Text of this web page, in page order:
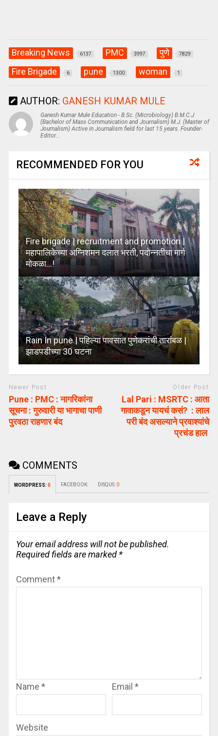
Breaking News 6137 PMC 3997 पुणे 7829
Fire Brigade 6 pune 1300 woman 1
AUTHOR: GANESH KUMAR MULE
Ganesh Kumar Mule Education - B.Sc. (Microbiology) B.M.C.J
(Bachelor of Mass Communication and Journalism) M.J. (Master of
Journalism) Active in Journalism field for last 15 years. Founder-
Editor...
RECOMMENDED FOR YOU
Fire brigade | recruitment and promotion |
महापालिकेच्या अग्निशमन दलात भरती, पदोन्नतीचा मार्ग
मोकळा…!
Rain In pune | पहिल्या पावसात पुणेकरांची तारांबळ |
झाडपडीच्या 30 घटना
Newer Post
Pune : PMC : नागरिकांना
सूचना : गुरुवारी या भागाचा पाणी
पुरवठा राहणार बंद
Older Post
Lal Pari : MSRTC : आता
गावाकडून यायचं कसं? : लाल
परी बंद असल्याने प्रवाश्यांचे
प्रचंड हाल
COMMENTS
WORDPRESS: 0 FACEBOOK: DISQUS: 0
Leave a Reply
Your email address will not be published.
Required fields are marked *
Comment*
Name * Email *
Website